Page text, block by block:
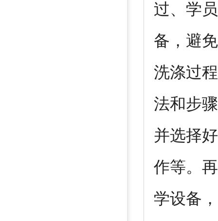
过、学
备，避
洗涤过
法和步
并选择
作等。
学设备